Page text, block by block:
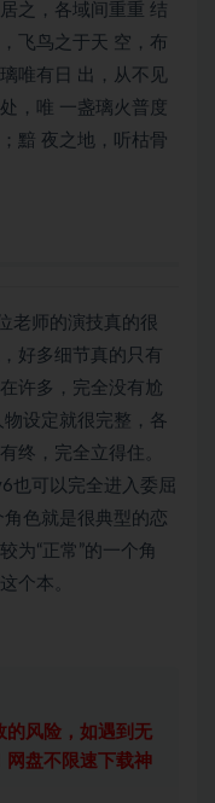
之，各域间重重 结
飞鸟之于天 空，布
唯有日 出，从不见
，唯 一盏璃火普度
黯 夜之地，听枯骨
老师的演技真的很
好多细节真的只有
许多，完全没有尬
设定就很完整，各
终，完全立得住。
也可以完全进入委屈
色就是很典型的恋
为“正常”的一个角
个本。
的风险，如遇到无
网盘不限速下载神